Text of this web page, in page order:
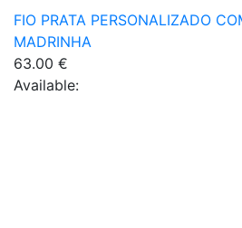
FIO PRATA PERSONALIZADO
MADRINHA
63.00 €
Available: